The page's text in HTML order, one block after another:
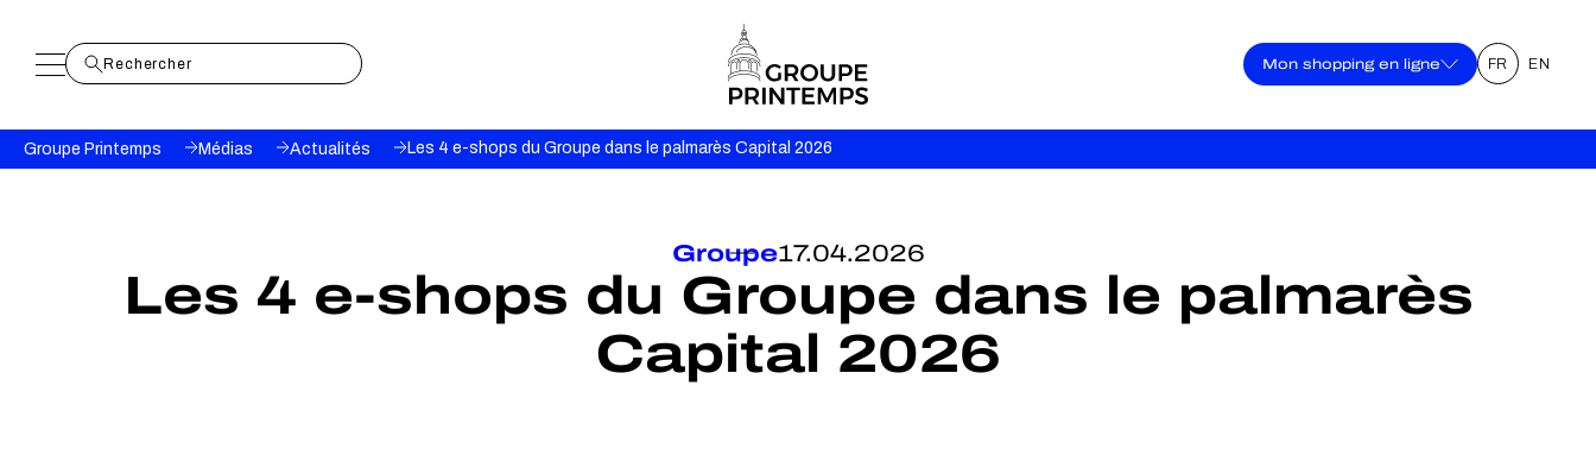
Mon shopping en ligne FR EN
Fil
d'Ariane
Groupe Printemps Médias Actualités Les 4 e-shops du Groupe dans le palmarès Capital 2026
Groupe17.04.2026
Les 4 e-shops du Groupe dans le palmarès
Capital 2026